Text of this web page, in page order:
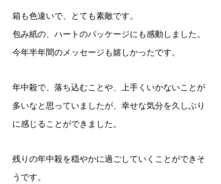
箱も色違いで、とても素敵です。
包み紙の、ハートのパッケージにも感動しました。
今年半年間のメッセージも嬉しかったです。
年中殺で、落ち込むことや、上手くいかないことが
多いなと思っていましたが、幸せな気分を久しぶり
に感じることができました。
残りの年中殺を穏やかに過ごしていくことができそ
うです。